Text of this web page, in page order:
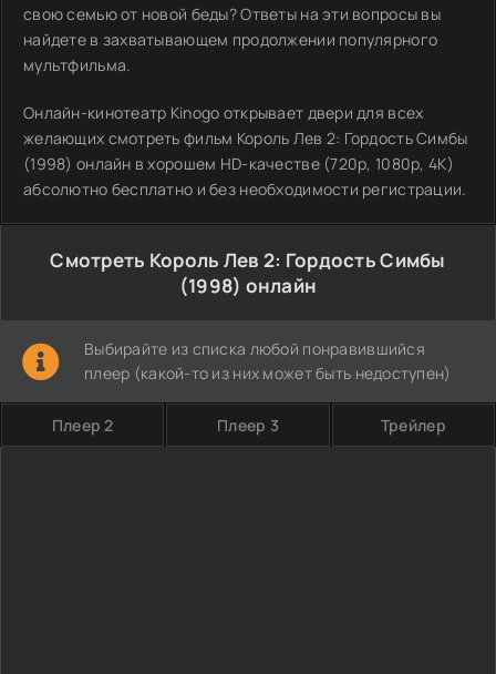
свою семью от новой беды? Ответы на эти вопросы вы
найдете в захватывающем продолжении популярного
мультфильма.
Онлайн-кинотеатр Kinogo открывает двери для всех
желающих смотреть фильм Король Лев 2: Гордость Симбы
(1998) онлайн в хорошем HD-качестве (720p, 1080p, 4K)
абсолютно бесплатно и без необходимости регистрации.
Смотреть Король Лев 2: Гордость Симбы
(1998) онлайн
Выбирайте из списка любой понравившийся
плеер (какой-то из них может быть недоступен)
Плеер 2 Плеер 3 Трейлер